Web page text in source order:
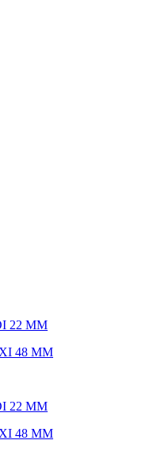
22 ММ
48 ММ
22 ММ
48 ММ